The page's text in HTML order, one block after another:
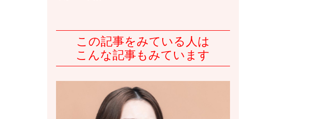
この記事をみている人は
こんな記事もみています